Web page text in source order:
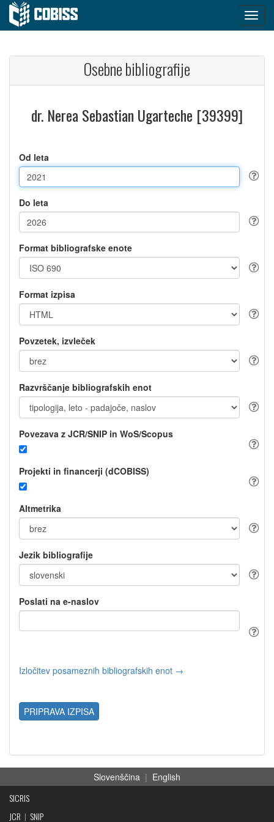
Osebne bibliografije
dr. Nerea Sebastian Ugarteche [39399]
Od leta
Do leta
Format bibliografske enote
Format izpisa
Povzetek, izvleček
Razvrščanje bibliografskih enot
Povezava z JCR/SNIP in WoS/Scopus
Projekti in financerji (dCOBISS)
Altmetrika
Jezik bibliografije
Poslati na e-naslov
Izločitev posameznih bibliografskih enot →
PRIPRAVA IZPISA
Slovenščina | English
SICRIS
JCR | SNIP